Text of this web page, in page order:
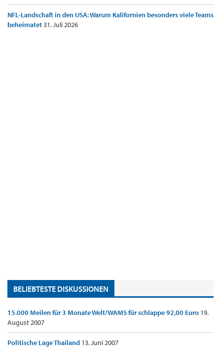
NFL-Landschaft in den USA: Warum Kalifornien besonders viele Teams
beheimatet31. Juli 2026
BELIEBTESTE DISKUSSIONEN
15.000 Meilen für 3 Monate Welt/WAMS für schlappe 92,00 Euro 19.
August 2007
Politische Lage Thailand 13. Juni 2007